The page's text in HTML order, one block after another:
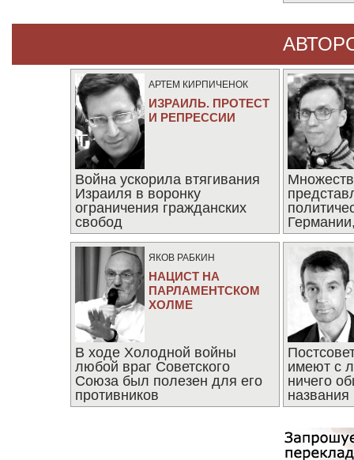
АРТЕМ КИРПИЧЕНОК
ИЗРАИЛЬ. ПРОТЕСТ
И РЕПРЕССИИ
Война ускорила втягивания
Израиля в воронку
ограничения гражданских
свобод
ЯКОВ РАБКИН
НАЦИСТ НА
ПАРЛАМЕНТСКОМ
ХОЛМЕ
В ходе Холодной войны
любой враг Советского
Союза был полезен для его
противников
имеют с
ничего
названия